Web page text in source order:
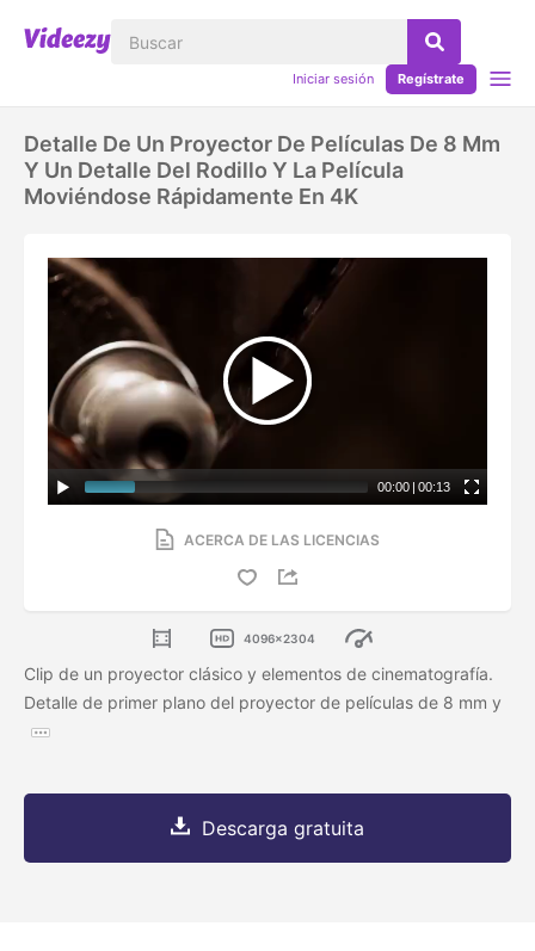
Iniciar sesión Regístrate
Detalle De Un Proyector De Películas De 8 Mm
Y Un Detalle Del Rodillo Y La Película
Moviéndose Rápidamente En 4K
00:00 | 00:13
ACERCA DE LAS LICENCIAS
4096x2304
Clip de un proyector clásico y elementos de cinematografía.
Detalle de primer plano del proyector de películas de 8 mm y
Descarga gratuita